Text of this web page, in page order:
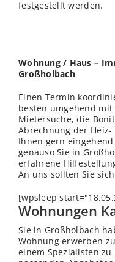
festgestellt werden.
Wohnung / Haus –
Großholbach
Einen Termin
besten umgehend
Mietersuche, die
Abrechnung der
Ihnen gern
genauso Sie in
erfahrene
An uns sollten Sie
[wpsleep
Wohnungen
Sie in Großholbach
Wohnung erwerben
einem Spezialisten